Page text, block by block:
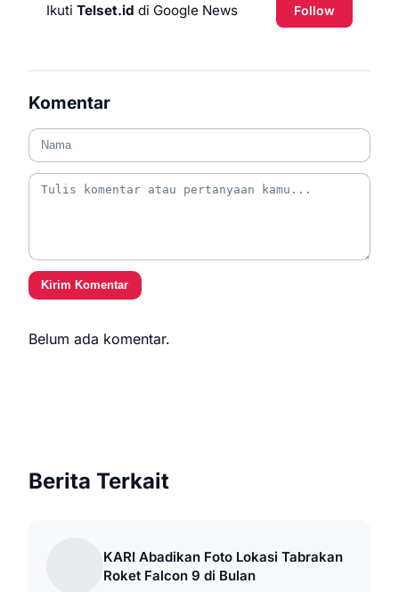
Ikuti Telset.id di Google News Follow
Komentar
Kirim Komentar
Belum ada komentar.
Berita Terkait
KARI Abadikan Foto Lokasi Tabrakan
Roket Falcon 9 di Bulan